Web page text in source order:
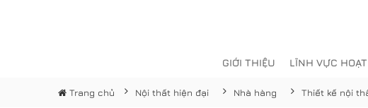
GIỚI THIỆU LĨNH VỰC
Trang chủ Nội thất hiện đại Nhà hàng